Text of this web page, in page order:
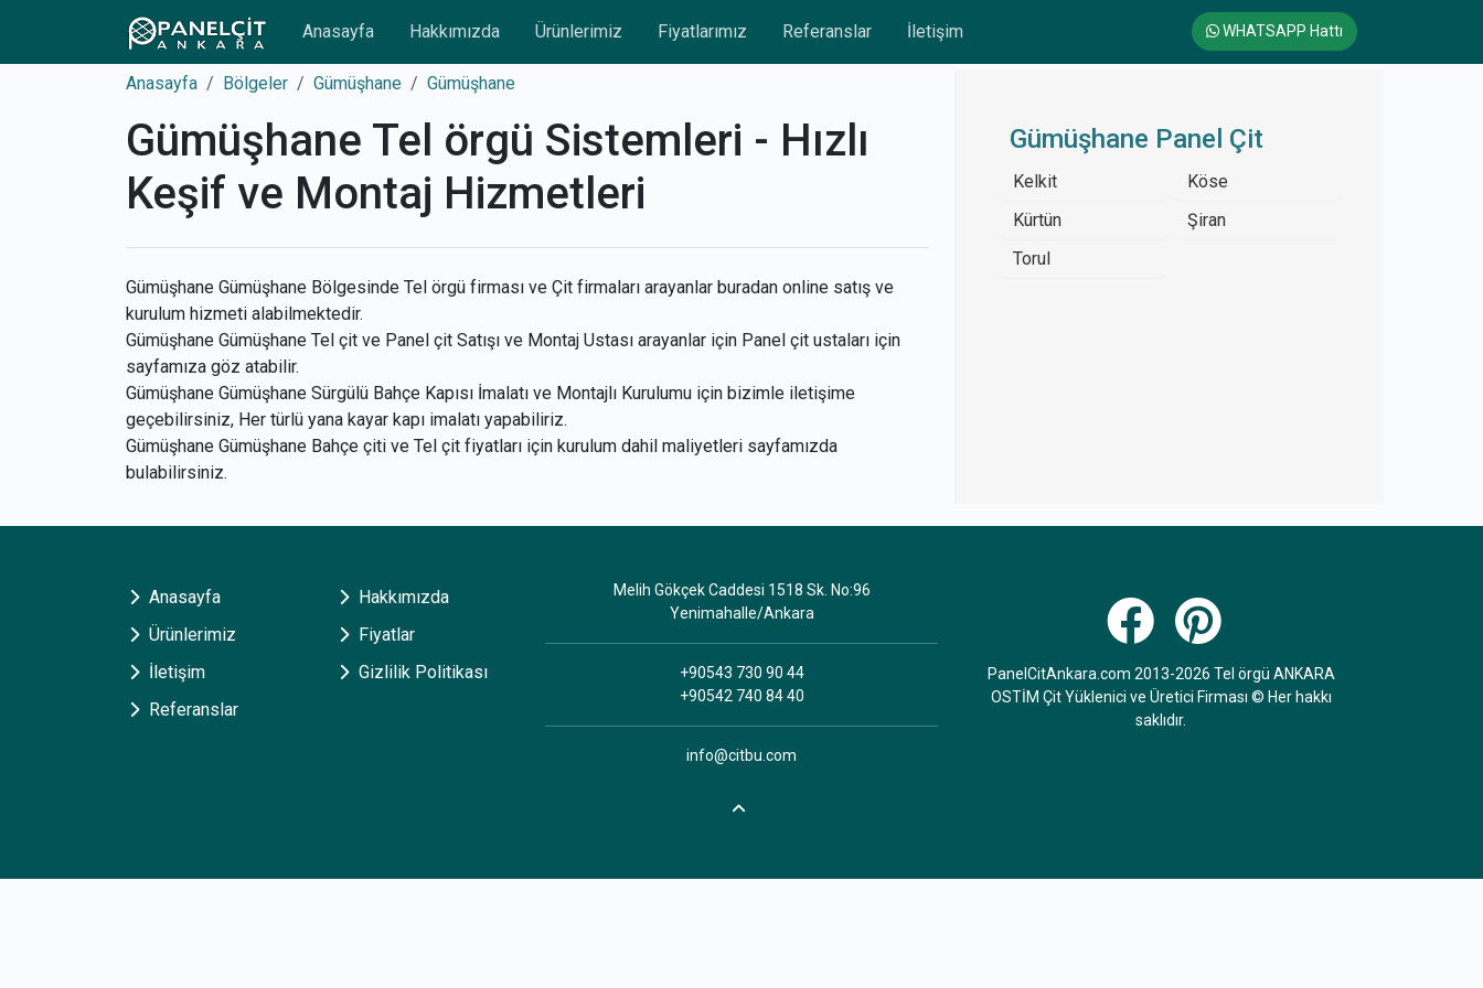
Anasayfa Hakkımızda Ürünlerimiz Fiyatlarımız Referanslar İletişim WHATSAPP Hattı
Anasayfa Bölgeler Gümüşhane Gümüşhane
Gümüşhane Tel örgü Sistemleri - Hızlı
Keşif ve Montaj Hizmetleri
Gümüşhane Gümüşhane Bölgesinde Tel örgü firması ve Çit firmaları arayanlar buradan online satış ve
kurulum hizmeti alabilmektedir.
Gümüşhane Gümüşhane Tel çit ve Panel çit Satışı ve Montaj Ustası arayanlar için Panel çit ustaları için
sayfamıza göz atabilir.
Gümüşhane Gümüşhane Sürgülü Bahçe Kapısı İmalatı ve Montajlı Kurulumu için bizimle iletişime
geçebilirsiniz, Her türlü yana kayar kapı imalatı yapabiliriz.
Gümüşhane Gümüşhane Bahçe çiti ve Tel çit fiyatları için kurulum dahil maliyetleri sayfamızda
bulabilirsiniz.
Gümüşhane Panel Çit
Kelkit
Köse
Kürtün
Şiran
Torul
Anasayfa
Hakkımızda
Ürünlerimiz
Fiyatlar
İletişim
Gizlilik Politikası
Referanslar
Melih Gökçek Caddesi 1518 Sk. No:96
Yenimahalle/Ankara
+90543 730 90 44
+90542 740 84 40
info@citbu.com
PanelCitAnkara.com 2013-2026 Tel örgü ANKARA
OSTİM Çit Yüklenici ve Üretici Firması © Her hakkı
saklıdır.